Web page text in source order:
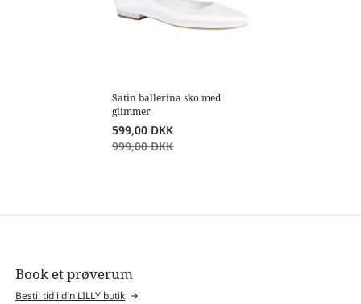
Satin ballerina sko med
glimmer
599,00 DKK
999,00 DKK
Book et prøverum
Bestil tid i din LILLY butik